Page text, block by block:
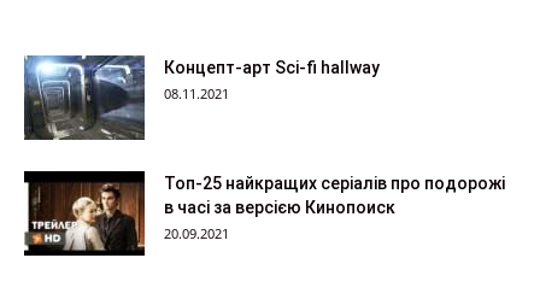
Концепт-арт Sci-fi hallway
08.11.2021
Топ-25 найкращих серіалів про подорожі
в часі за версією Кинопоиск
20.09.2021